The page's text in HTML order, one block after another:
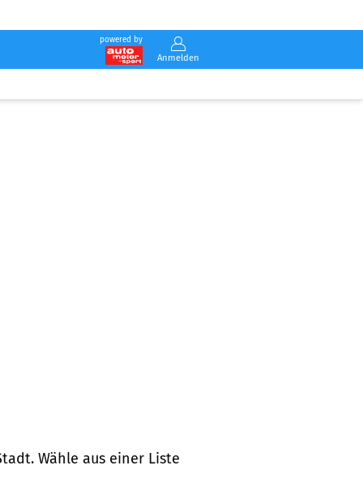
powered by
Anmelden
Wähle aus einer Liste